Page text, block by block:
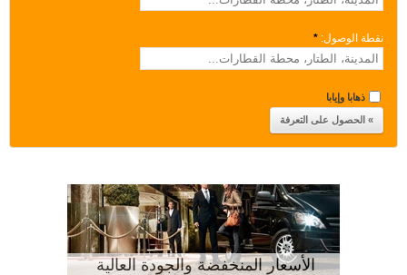
نقطة الوصول: *
ذهابا وإيابا
الأسعار المنخفضة والجودة العالية